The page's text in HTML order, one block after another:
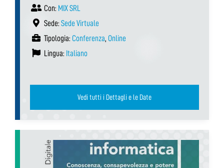
Con: MIX SRL
Sede: Sede Virtuale
Tipologia: Conferenza, Online
Lingua: Italiano
Vedi tutti i Dettagli e le Date